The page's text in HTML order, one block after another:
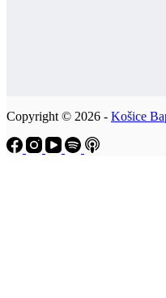
Copyright © 2026 - Košice